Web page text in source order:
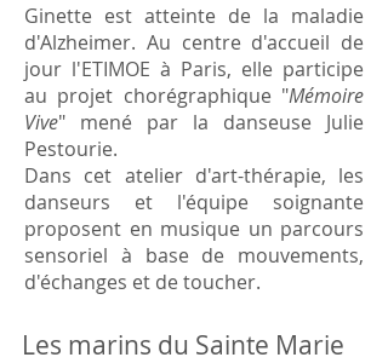
Les marins du Sainte Marie
Ginette est atteinte de la maladie
d'Alzheimer. Au centre d'accueil de
jour l'ETIMOE à Paris, elle participe
au projet chorégraphique "Mémoire
Vive" mené par la danseuse Julie
Pestourie.
Dans cet atelier d'art-thérapie, les
danseurs et l'équipe soignante
proposent en musique un parcours
sensoriel à base de mouvements,
d'échanges et de toucher.